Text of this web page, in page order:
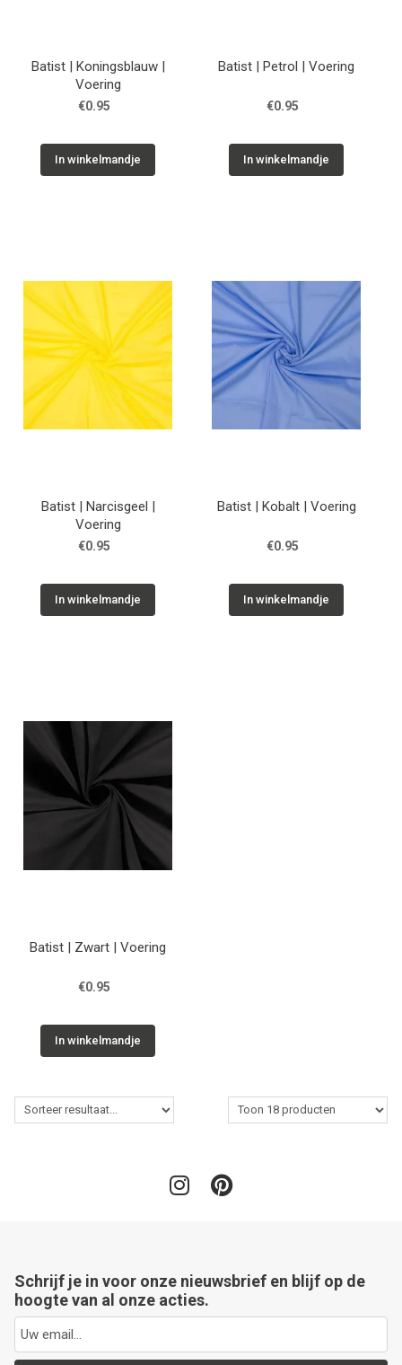
Batist | Koningsblauw |
Voering
€0.95
In winkelmandje
Batist | Petrol | Voering
€0.95
In winkelmandje
Batist | Narcisgeel |
Voering
€0.95
In winkelmandje
Batist | Kobalt | Voering
€0.95
In winkelmandje
Batist | Zwart | Voering
€0.95
In winkelmandje
Schrijf je in voor onze nieuwsbrief en blijf op de
hoogte van al onze acties.